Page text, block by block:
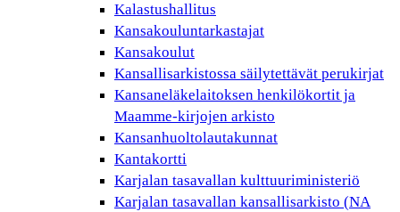
Kalastushallitus
Kansakouluntarkastajat
Kansakoulut
Kansallisarkistossa säilytettävät perukirjat
Kansaneläkelaitoksen henkilökortit ja
Maamme-kirjojen arkisto
Kansanhuoltolautakunnat
Kantakortti
Karjalan tasavallan kulttuuriministeriö
Karjalan tasavallan kansallisarkisto (NA